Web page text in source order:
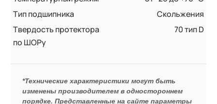
Тип подшипника
Скольжения
Твердость протектора
по ШОРу
70 тип D
*Технические характеристики могут быть
изменены производителем в одностороннем
порядке. Представленные на сайте параметры